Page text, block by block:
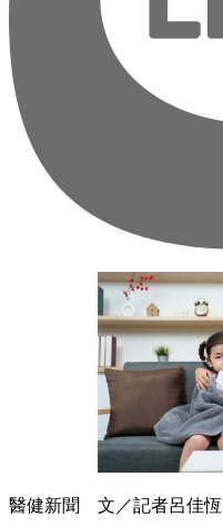
醫健新聞 文／記者呂佳恆